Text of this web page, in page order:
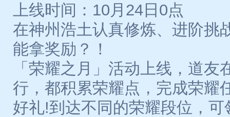
上线时间：10月24日0点
在神州浩土认真修炼、进阶挑
能拿奖励？！
「荣耀之月」活动上线，道友
行，都积累荣耀点，完成荣耀
好礼!到达不同的荣耀段位，